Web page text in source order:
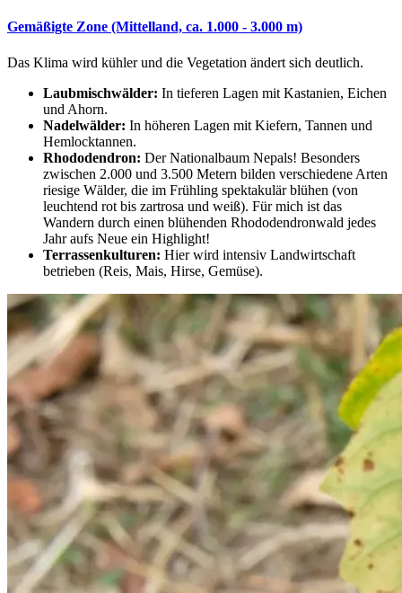
Gemäßigte Zone (Mittelland, ca. 1.000 - 3.000 m)
Das Klima wird kühler und die Vegetation ändert sich deutlich.
Laubmischwälder: In tieferen Lagen mit Kastanien, Eichen
und Ahorn.
Nadelwälder: In höheren Lagen mit Kiefern, Tannen und
Hemlocktannen.
Rhododendron: Der Nationalbaum Nepals! Besonders
zwischen 2.000 und 3.500 Metern bilden verschiedene Arten
riesige Wälder, die im Frühling spektakulär blühen (von
leuchtend rot bis zartrosa und weiß). Für mich ist das
Wandern durch einen blühenden Rhododendronwald jedes
Jahr aufs Neue ein Highlight!
Terrassenkulturen: Hier wird intensiv Landwirtschaft
betrieben (Reis, Mais, Hirse, Gemüse).